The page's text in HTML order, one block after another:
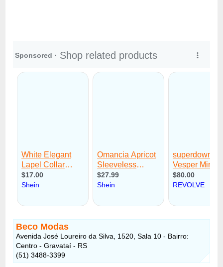
Beco Modas
Avenida José Loureiro da Silva, 1520, Sala 10 - Bairro:
Centro - Gravataí - RS
(51) 3488-3399